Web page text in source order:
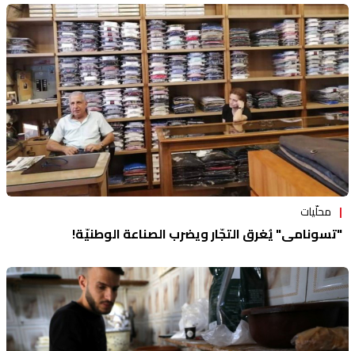
محلّيات
"تسونامي" يُغرِق التجّار ويضرب الصناعة الوطنيّة!